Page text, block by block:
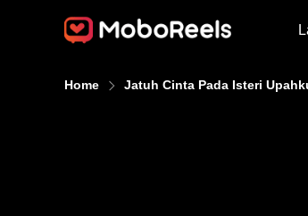
Home Jatuh Cinta Pada Isteri